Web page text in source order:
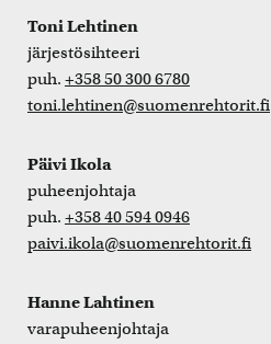
Toni Lehtinen
järjestösihteeri
puh. +358 50 300 6780
toni.lehtinen@suomenrehtorit.fi
Päivi Ikola
puheenjohtaja
puh. +358 40 594 0946
paivi.ikola@suomenrehtorit.fi
Hanne Lahtinen
varapuheenjohtaja